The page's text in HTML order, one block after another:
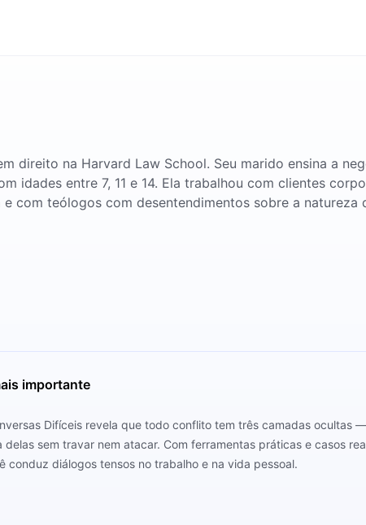
direito na Harvard Law School. Seu marido ensina a
idades entre 7, 11 e 14. Ela trabalhou com clientes
com teólogos com desentendimentos sobre a natureza
importante
Difíceis revela que todo conflito tem três camadas ocultas
sem travar nem atacar. Com ferramentas práticas e casos
diálogos tensos no trabalho e na vida pessoal.